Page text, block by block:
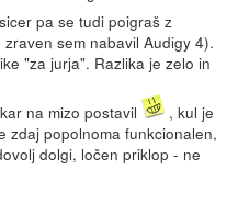
pa se tudi poigraš z
sem nabavil Audigy 4).
"za jurja". Razlika je zelo in
na mizo postavil
, kul je
zdaj popolnoma funkcionalen,
dolgi, ločen priklop - ne